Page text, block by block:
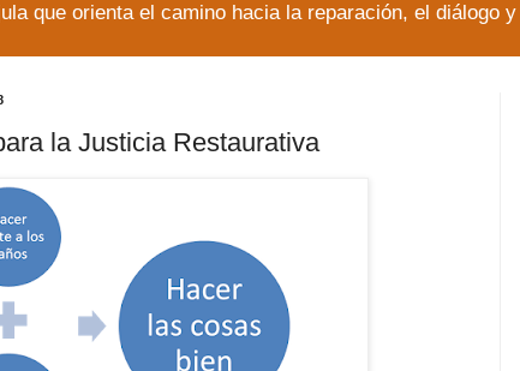
que orienta el camino hacia la reparación, el diálogo
la Justicia Restaurativa